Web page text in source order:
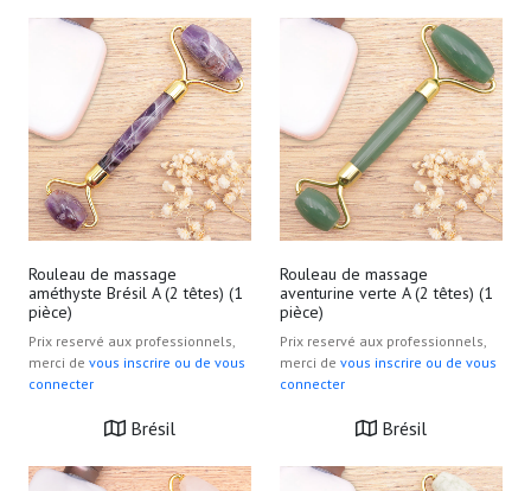
Rouleau de massage
améthyste Brésil A (2 têtes) (1
pièce)
Prix reservé aux professionnels,
merci de vous inscrire ou de vous
connecter
Brésil
Rouleau de massage
aventurine verte A (2 têtes) (1
pièce)
Prix reservé aux professionnels,
merci de vous inscrire ou de vous
connecter
Brésil